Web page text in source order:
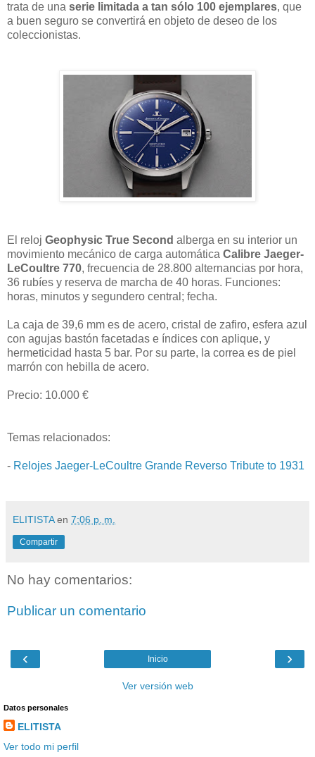
trata de una serie limitada a tan sólo 100 ejemplares, que
a buen seguro se convertirá en objeto de deseo de los
coleccionistas.
El reloj Geophysic True Second alberga en su interior un
movimiento mecánico de carga automática Calibre Jaeger-
LeCoultre 770, frecuencia de 28.800 alternancias por hora,
36 rubíes y reserva de marcha de 40 horas. Funciones:
horas, minutos y segundero central; fecha.
La caja de 39,6 mm es de acero, cristal de zafiro, esfera azul
con agujas bastón facetadas e índices con aplique, y
hermeticidad hasta 5 bar. Por su parte, la correa es de piel
marrón con hebilla de acero.
Precio: 10.000 €
Temas relacionados:
- Relojes Jaeger-LeCoultre Grande Reverso Tribute to 1931
ELITISTA en 7:06 p. m.
Compartir
No hay comentarios:
Publicar un comentario
‹ ›
Inicio
Ver versión web
Datos personales
ELITISTA
Ver todo mi perfil